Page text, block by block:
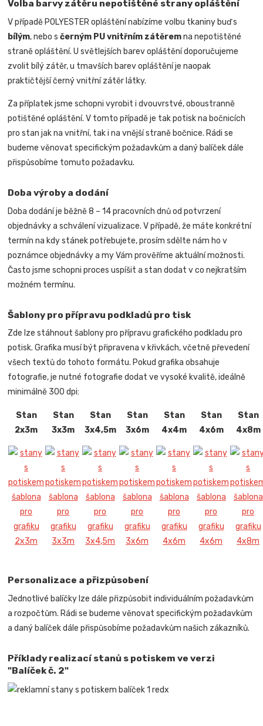
Volba barvy zátěru nepotištěné strany opláštění
V případě POLYESTER opláštění nabízíme volbu tkaniny buď s
bílým, nebo sčerným PU vnitřním zátěremna nepotištěné
straně opláštění. U světlejších barev opláštění doporučujeme
zvolit bílý zátěr, u tmavších barev opláštění je naopak
praktičtější černý vnitřní zátěr látky.
Za příplatek jsme schopni vyrobit i dvouvrstvé, oboustranně
potištěné opláštění. V tomto případě je tak potisk na bočnicích
pro stan jak na vnitřní, tak i na vnější straně bočnice. Rádi se
budeme věnovat specifickým požadavkům a daný balíček dále
přispůsobíme tomuto požadavku.
Doba výroby a dodání
Doba dodání je běžně 8 – 14 pracovních dnů od potvrzení
objednávky a schválení vizualizace. V případě, že máte konkrétní
termín na kdy stánek potřebujete, prosím sdělte nám ho v
poznámce objednávky a my Vám prověříme aktuální možnosti.
Často jsme schopni proces uspíšit a stan dodat v co nejkratším
možném termínu.
Šablony pro přípravu podkladů pro tisk
Zde lze stáhnout šablony pro přípravu grafického podkladu pro
potisk. Grafika musí být připravena v křivkách, včetně převedení
všech textů do tohoto formátu. Pokud grafika obsahuje
fotografie, je nutné fotografie dodat ve vysoké kvalitě, ideálně
minimálně 300 dpi:
Stan
2x3m
Stan
3x3m
Stan
3x4,5m
Stan
3x6m
Stan
4x4m
Stan
4x6m
Stan
4x8m
Personalizace a přizpůsobení
Jednotlivé balíčky lze dále přizpůsobit individuálním požadavkům
a rozpočtům. Rádi se budeme věnovat specifickým požadavkům
a daný balíček dále přispůsobíme požadavkům našich zákazníků.
Příklady realizací stanů s potiskem ve verzi
"Balíček č. 2"